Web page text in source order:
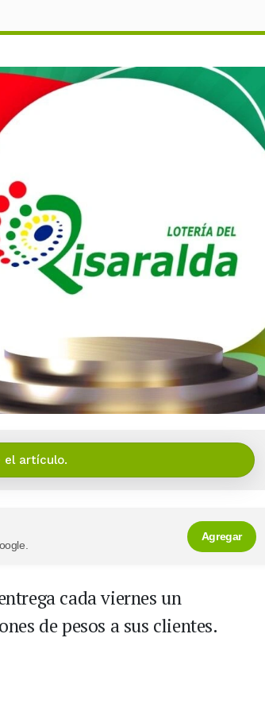
el artículo.
Agregar
cada viernes un
de pesos a sus clientes.